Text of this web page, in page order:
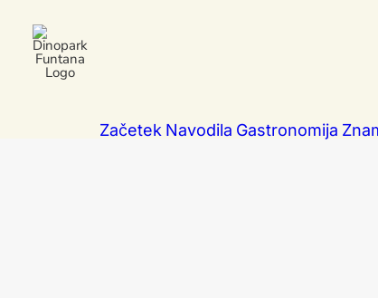
Začetek Navodila Gastronomija